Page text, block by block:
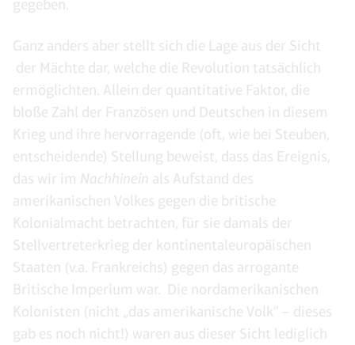
gegeben.
Ganz anders aber stellt sich die Lage aus der Sicht
der Mächte dar, welche die Revolution tatsächlich
ermöglichten. Allein der quantitative Faktor, die
bloße Zahl der Französen und Deutschen in diesem
Krieg und ihre hervorragende (oft, wie bei Steuben,
entscheidende) Stellung beweist, dass das Ereignis,
das wir im Nachhinein als Aufstand des
amerikanischen Volkes gegen die britische
Kolonialmacht betrachten, für sie damals der
Stellvertreterkrieg der kontinentaleuropäischen
Staaten (v.a. Frankreichs) gegen das arrogante
Britische Imperium war. Die nordamerikanischen
Kolonisten (nicht „das amerikanische Volk“ – dieses
gab es noch nicht!) waren aus dieser Sicht lediglich